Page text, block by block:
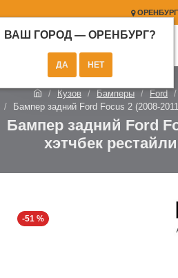
ОРЕНБУРГ
ВАШ ГОРОД — ОРЕНБУРГ?
Кузов Бамперы Ford
Бампер задний Ford Focus 2 (2008-
Бампер задний Ford
хэтчбек
-51 %